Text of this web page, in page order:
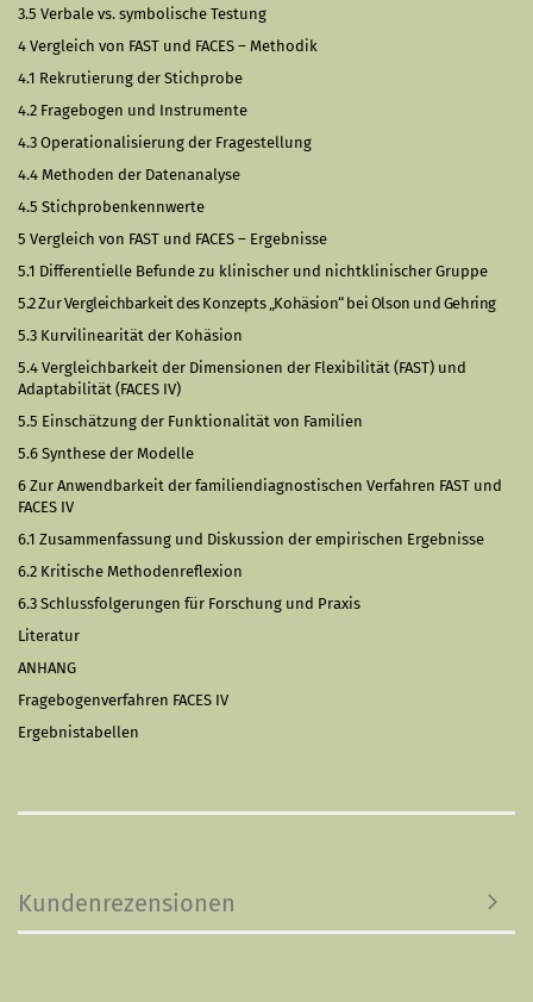
3.5 Verbale vs. symbolische Testung
4 Vergleich von FAST und FACES – Methodik
4.1 Rekrutierung der Stichprobe
4.2 Fragebogen und Instrumente
4.3 Operationalisierung der Fragestellung
4.4 Methoden der Datenanalyse
4.5 Stichprobenkennwerte
5 Vergleich von FAST und FACES – Ergebnisse
5.1 Differentielle Befunde zu klinischer und nichtklinischer Gruppe
5.2 Zur Vergleichbarkeit des Konzepts „Kohäsion“ bei Olson und Gehring
5.3 Kurvilinearität der Kohäsion
5.4 Vergleichbarkeit der Dimensionen der Flexibilität (FAST) und
Adaptabilität (FACES IV)
5.5 Einschätzung der Funktionalität von Familien
5.6 Synthese der Modelle
6 Zur Anwendbarkeit der familiendiagnostischen Verfahren FAST und
FACES IV
6.1 Zusammenfassung und Diskussion der empirischen Ergebnisse
6.2 Kritische Methodenreflexion
6.3 Schlussfolgerungen für Forschung und Praxis
Literatur
ANHANG
Fragebogenverfahren FACES IV
Ergebnistabellen
Kundenrezensionen